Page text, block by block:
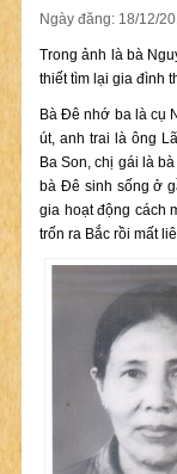
Ngày đăng: 18/12/
Trong ảnh là bà
thiết tìm lại gia đình
Bà Đê nhớ ba là cụ
út, anh trai là ông
Ba Son, chị gái là
bà Đê sinh sống ở
gia hoạt động cách
trốn ra Bắc rồi mất